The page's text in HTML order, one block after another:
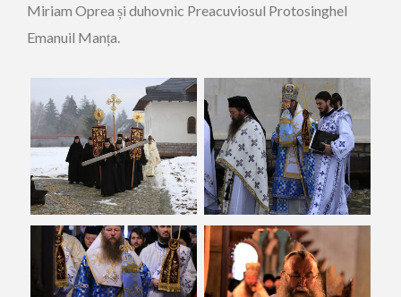
Miriam Oprea și duhovnic Preacuviosul Protosinghel
Emanuil Manța.